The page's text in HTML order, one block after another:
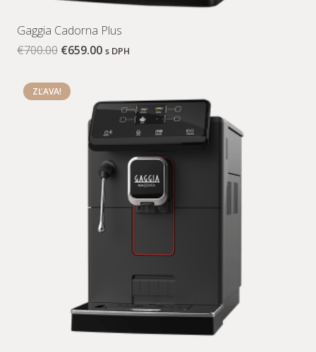
Gaggia Cadorna Plus
€700.00 €659.00 s DPH
ZĽAVA!